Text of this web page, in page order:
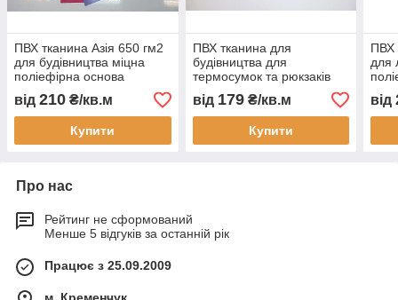
ПВХ тканина Азія 650 гм2
для будівництва міцна
поліефірна основа
глянсова поверхня УФ
стійка морозостійка для
тентів
від 210 ₴/кв.м
Купити
ПВХ тканина для
будівництва для
термосумок та рюкзаків
для доставки міцна
тентова 650 г м2
водостійка універсальна
від 179₴/кв.м
Купити
ПВХ
для
від
Про нас
Рейтинг не сформований
Менше 5 відгуків за останній рік
Працює з 25.09.2009